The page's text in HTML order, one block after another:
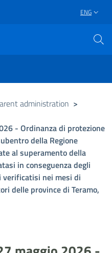
ENG
administration >
- Ordinanza di protezione
della Regione
al superamento della
in conseguenza degli
verificatisi nei mesi di
delle province di Teramo,